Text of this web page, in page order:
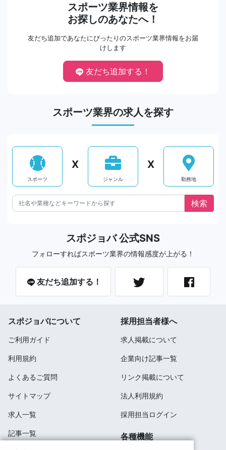
スポーツ業界情報を
お探しのあなたへ！
友だち追加であなたにぴったりのスポーツ業界情報をお届
けします
友だち追加する！
スポーツ業界の求人を探す
スポーツ
X
ジャンル
X
勤務地
スポジョバ 公式SNS
フォローすればスポーツ業界の情報感度が上がる！
友だち追加する！
スポジョバについて
ご利用ガイド
利用規約
よくあるご質問
サイトマップ
求人一覧
記事一覧
採用担当者様へ
求人掲載について
企業向け記事一覧
リンク掲載について
法人利用規約
採用担当ログイン
各種機能